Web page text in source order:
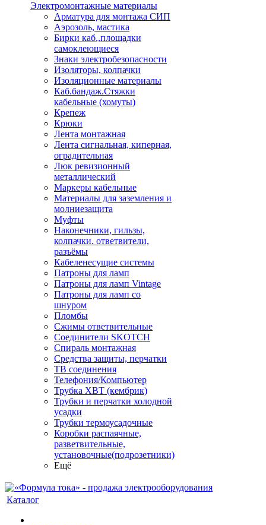
Электромонтажные материалы
Арматура для монтажа СИП
Аэрозоль, мастика
Бирки каб.,площадки
самоклеющиеся
Знаки электробезопасности
Изоляторы, колпачки
Изоляционные материалы
Каб.бандаж.Стяжки
кабельные (хомуты)
Крепеж
Крюки
Лента монтажная
Лента сигнальная, киперная,
оградительная
Люк ревизионный
металлический
Маркеры кабельные
Материалы для заземления и
молниезащита
Муфты
Наконечники, гильзы,
колпачки. ответвители,
разъёмы
Кабеленесущие системы
Патроны для ламп
Патроны для ламп Vintage
Патроны для ламп со
шнуром
Пломбы
Сжимы ответвительные
Соединители SKOTCH
Спираль монтажная
Средства защиты, перчатки
ТВ соединения
Телефония/Компьютер
Трубка ХВТ (кембрик)
Трубки и перчатки холодной
усадки
Трубки термоусадочные
Коробки распаячные,
разветвительные,
установочные(подрозетники)
Ещё
Каталог